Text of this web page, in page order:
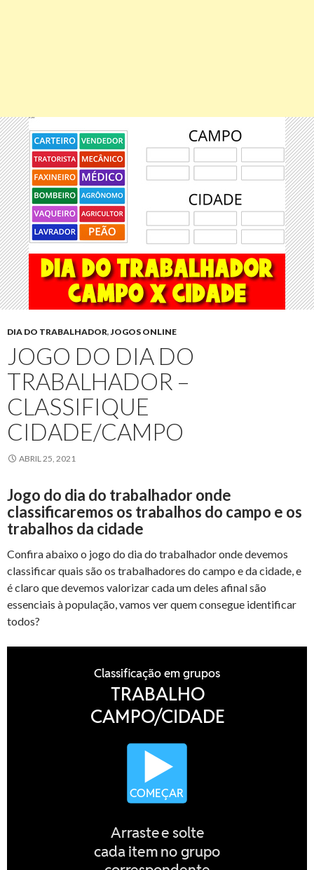
DIA DO TRABALHADOR,JOGOS ONLINE
JOGO DO DIA DO
TRABALHADOR –
CLASSIFIQUE
CIDADE/CAMPO
ABRIL 25, 2021
Jogo do dia do trabalhador onde
classificaremos os trabalhos do campo e os
trabalhos da cidade
Confira abaixo o jogo do dia do trabalhador onde devemos
classificar quais são os trabalhadores do campo e da cidade, e
é claro que devemos valorizar cada um deles afinal são
essenciais à população, vamos ver quem consegue identificar
todos?